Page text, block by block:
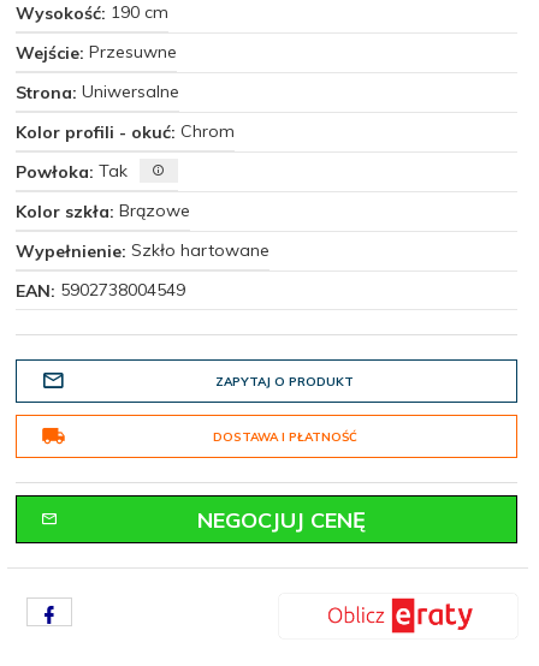
Wysokość: 190 cm
Wejście: Przesuwne
Strona: Uniwersalne
Kolor profili - okuć: Chrom
Powłoka: Tak
Kolor szkła: Brązowe
Wypełnienie: Szkło hartowane
EAN: 5902738004549
ZAPYTAJ O PRODUKT
DOSTAWA I PŁATNOŚĆ
NEGOCJUJ CENĘ